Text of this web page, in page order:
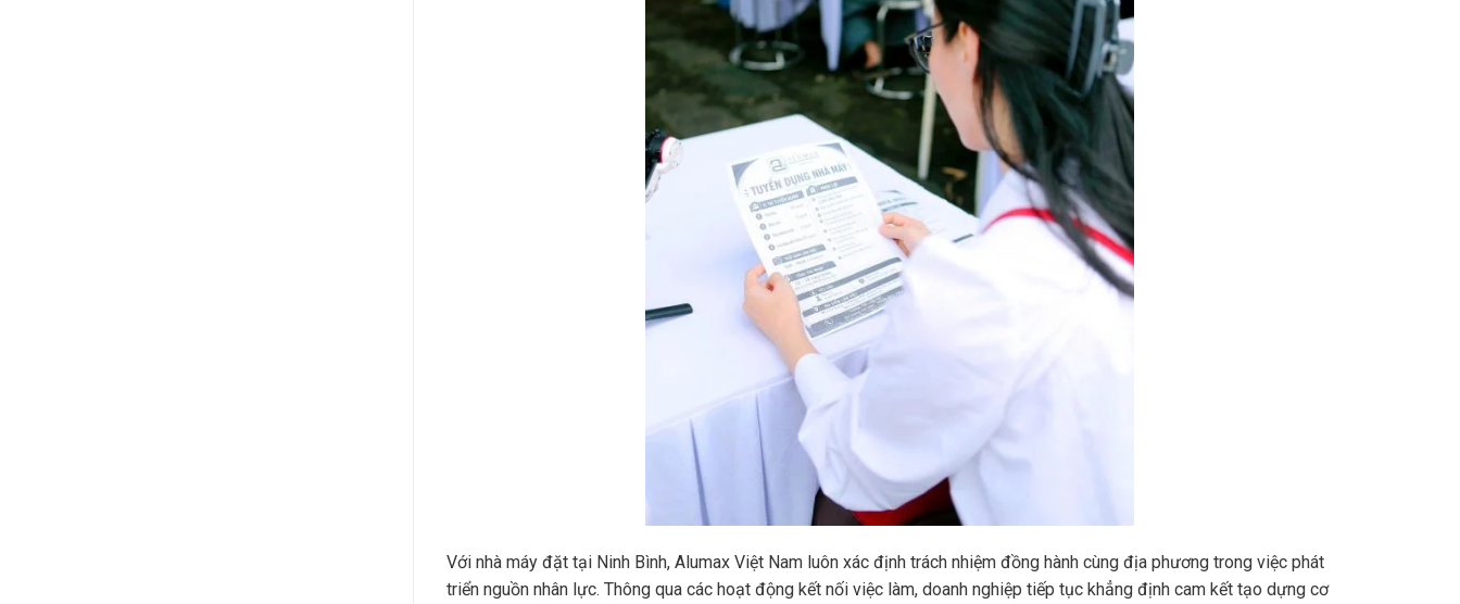
Với nhà máy đặt tại Ninh Bình, Alumax Việt Nam luôn xác định trách nhiệm đồng hành cùng địa phương trong việc phát
triển nguồn nhân lực. Thông qua các hoạt động kết nối việc làm, doanh nghiệp tiếp tục khẳng định cam kết tạo dựng cơ